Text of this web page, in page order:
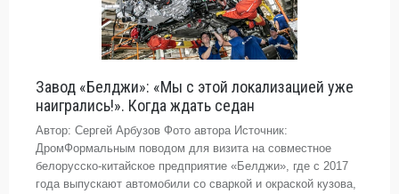
Завод «Белджи»: «Мы с этой локализацией уже
наигрались!». Когда ждать седан
Автор: Сергей Арбузов Фото автора Источник:
ДромФормальным поводом для визита на совместное
белорусско-китайское предприятие «Белджи», где с 2017
года выпускают автомобили со сваркой и окраской кузова,